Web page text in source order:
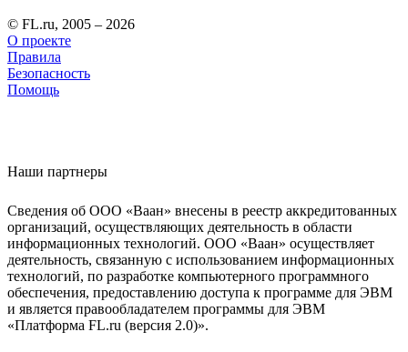
© FL.ru, 2005 – 2026
О проекте
Правила
Безопасность
Помощь
Наши партнеры
Сведения об ООО «Ваан» внесены в реестр аккредитованных
организаций, осуществляющих деятельность в области
информационных технологий. ООО «Ваан» осуществляет
деятельность, связанную с использованием информационных
технологий, по разработке компьютерного программного
обеспечения, предоставлению доступа к программе для ЭВМ
и является правообладателем программы для ЭВМ
«Платформа FL.ru (версия 2.0)».